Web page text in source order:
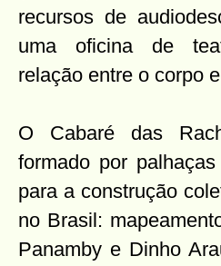
recursos de
uma oficina de
relação entre o corpo
O Cabaré das
formado por
para a construção
no Brasil:
Panamby e Dinho